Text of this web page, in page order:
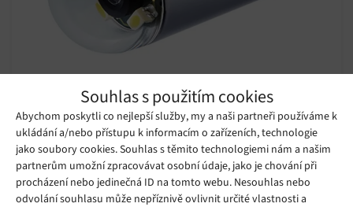
Souhlas s použitím cookies
Abychom poskytli co nejlepší služby, my a naši partneři používáme k
ukládání a/nebo přístupu k informacím o zařízeních, technologie
jako soubory cookies. Souhlas s těmito technologiemi nám a našim
partnerům umožní zpracovávat osobní údaje, jako je chování při
procházení nebo jedinečná ID na tomto webu. Nesouhlas nebo
odvolání souhlasu může nepříznivě ovlivnit určité vlastnosti a
k diagnostice zažívacích problémů
Čtvrtek 08. 06. 2023 Samuel
Endoskopy ve formě polykacích videokapslí existují již nějakou
dobu, ale jejich použití je značně omezené a nelze je ovládat...